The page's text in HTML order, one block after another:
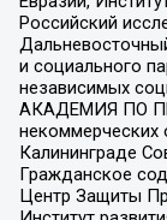
Российский
и социального
независимых
АКАДЕМИЯ ПО
некоммерческих
Калининграде
Гражданское
Центр Защиты